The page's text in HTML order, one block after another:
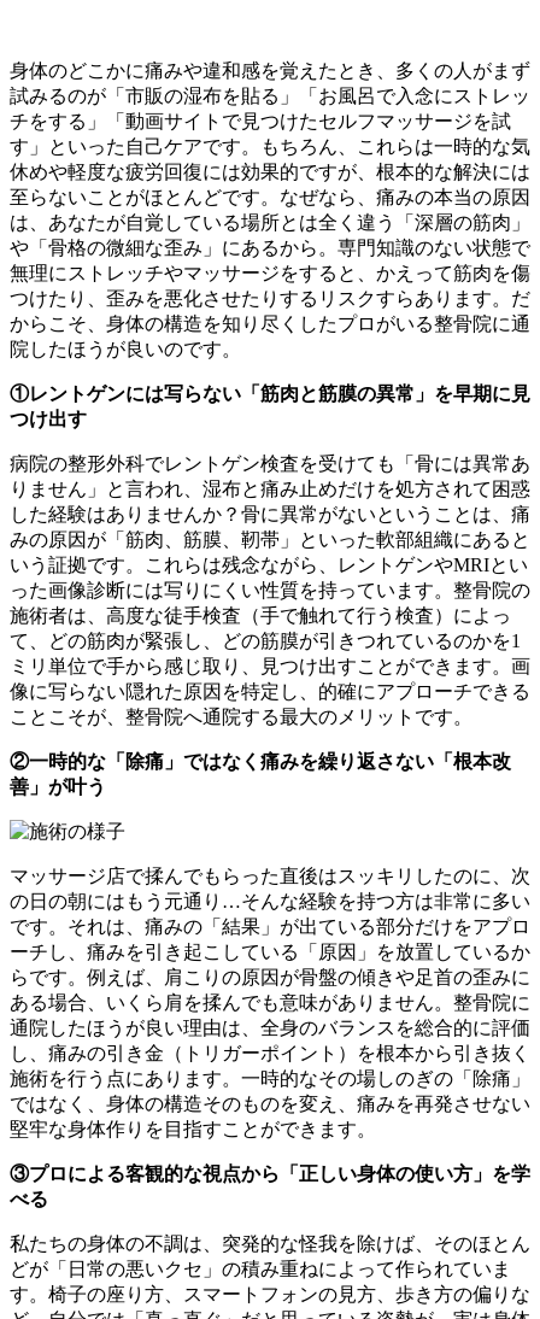
身体のどこかに痛みや違和感を覚えたとき、多くの人がまず
試みるのが「市販の湿布を貼る」「お風呂で入念にストレッ
チをする」「動画サイトで見つけたセルフマッサージを試
す」といった自己ケアです。もちろん、これらは一時的な気
休めや軽度な疲労回復には効果的ですが、根本的な解決には
至らないことがほとんどです。なぜなら、痛みの本当の原因
は、あなたが自覚している場所とは全く違う「深層の筋肉」
や「骨格の微細な歪み」にあるから。専門知識のない状態で
無理にストレッチやマッサージをすると、かえって筋肉を傷
つけたり、歪みを悪化させたりするリスクすらあります。だ
からこそ、身体の構造を知り尽くしたプロがいる整骨院に通
院したほうが良いのです。
①レントゲンには写らない「筋肉と筋膜の異常」を早期に見
つけ出す
病院の整形外科でレントゲン検査を受けても「骨には異常あ
りません」と言われ、湿布と痛み止めだけを処方されて困惑
した経験はありませんか？骨に異常がないということは、痛
みの原因が「筋肉、筋膜、靭帯」といった軟部組織にあると
いう証拠です。これらは残念ながら、レントゲンやMRIとい
った画像診断には写りにくい性質を持っています。整骨院の
施術者は、高度な徒手検査（手で触れて行う検査）によっ
て、どの筋肉が緊張し、どの筋膜が引きつれているのかを1
ミリ単位で手から感じ取り、見つけ出すことができます。画
像に写らない隠れた原因を特定し、的確にアプローチできる
ことこそが、整骨院へ通院する最大のメリットです。
②一時的な「除痛」ではなく痛みを繰り返さない「根本改
善」が叶う
マッサージ店で揉んでもらった直後はスッキリしたのに、次
の日の朝にはもう元通り…そんな経験を持つ方は非常に多い
です。それは、痛みの「結果」が出ている部分だけをアプロ
ーチし、痛みを引き起こしている「原因」を放置しているか
らです。例えば、肩こりの原因が骨盤の傾きや足首の歪みに
ある場合、いくら肩を揉んでも意味がありません。整骨院に
通院したほうが良い理由は、全身のバランスを総合的に評価
し、痛みの引き金（トリガーポイント）を根本から引き抜く
施術を行う点にあります。一時的なその場しのぎの「除痛」
ではなく、身体の構造そのものを変え、痛みを再発させない
堅牢な身体作りを目指すことができます。
③プロによる客観的な視点から「正しい身体の使い方」を学
べる
私たちの身体の不調は、突発的な怪我を除けば、そのほとん
どが「日常の悪いクセ」の積み重ねによって作られていま
す。椅子の座り方、スマートフォンの見方、歩き方の偏りな